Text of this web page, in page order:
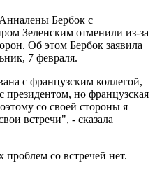
Бербок с
Зеленским отменили из-за
Об этом Бербок заявила
7 февраля.
с французским коллегой,
президентом, но французская
со своей стороны я
встречи", - сказала
проблем со встречей нет.